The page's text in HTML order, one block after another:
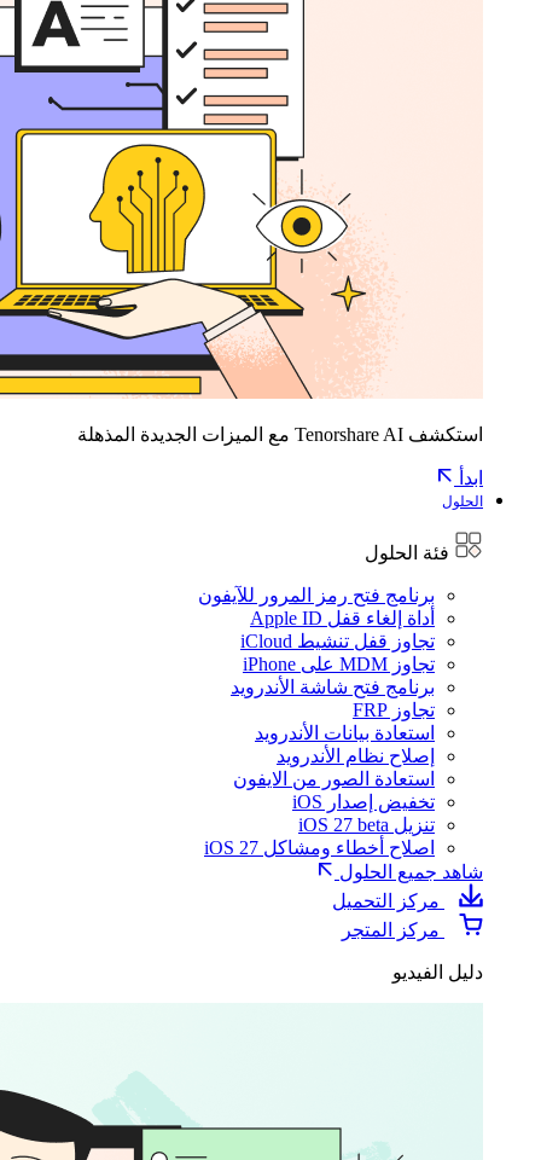
استكشف Tenorshare AI مع الميزات الجديدة المذهلة
ابدأ
الحلول
فئة الحلول
برنامج فتح رمز المرور للآيفون
أداة إلغاء قفل Apple ID
تجاوز قفل تنشيط iCloud
تجاوز MDM على iPhone
برنامج فتح شاشة الأندرويد
تجاوز FRP
استعادة بيانات الأندرويد
إصلاح نظام الأندرويد
استعادة الصور من الايفون
تخفيض إصدار iOS
تنزيل iOS 27 beta
اصلاح أخطاء ومشاكل iOS 27
شاهد جميع الحلول
مركز التحميل
مركز المتجر
دليل الفيديو